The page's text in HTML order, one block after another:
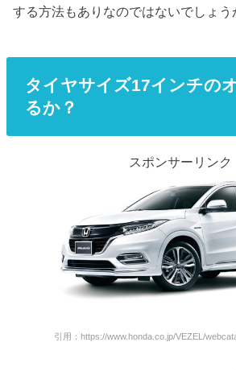
する方法もありなのではないでしょう
タイヤサイズ17インチの
るか？
スポンサーリンク
引用：https://www.honda.co.jp/VEZEL/